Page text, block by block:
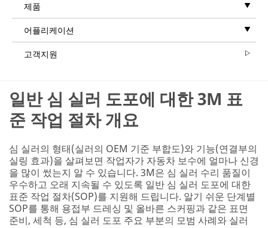
제품
어플리케이션
고객지원
일반 심 실러 도포에 대한 3M 표
준 작업 절차 개요
심 실러의 형태(실러의 OEM 기준 부합도)와 기능(연결부의
실링 효과)을 살펴보면 작업자가 자동차 보수에 얼마나 신경
을 많이 썼는지 알 수 있습니다. 3M은 심 실러 수리 품질이
우수하고 오래 지속될 수 있도록 일반 심 실러 도포에 대한
표준 작업 절차(SOP)를 지원해 드립니다. 알기 쉬운 단계별
SOP를 통해 용접부 드레싱 및 올바른 스커핑과 같은 표면
준비, 세척 등, 심 실러 도포 주요 부분의 모범 사례와 실러